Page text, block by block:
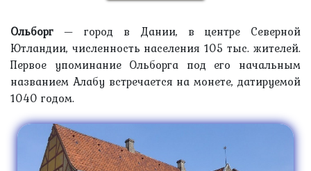
Ольборг — город в Дании, в центре Северной
Ютландии, численность населения 105 тыс. жителей.
Первое упоминание Ольборга под его начальным
названием Алабу встречается на монете, датируемой
1040 годом.